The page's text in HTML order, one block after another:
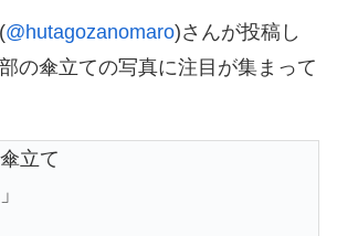
(@hutagozanomaro)さんが投稿し
の傘立ての写真に注目が集まって
立て